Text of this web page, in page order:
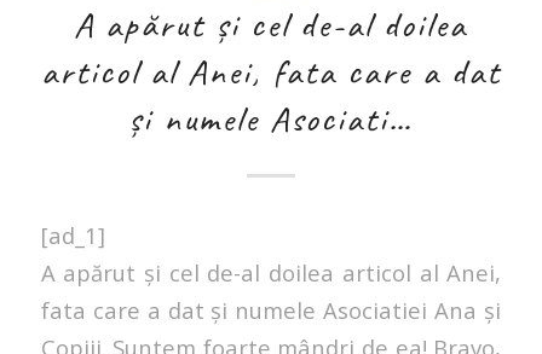
A apărut și cel de-al doilea
articol al Anei, fata care a dat
și numele Asociati…
[ad_1]
A apărut și cel de-al doilea articol al Anei,
fata care a dat și numele Asociatiei Ana și
Copiii. Suntem foarte mândri de ea! Bravo,